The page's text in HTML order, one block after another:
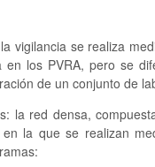
vigilancia se realiza
los PVRA, pero se
de un conjunto de
la red densa,
la que se realizan